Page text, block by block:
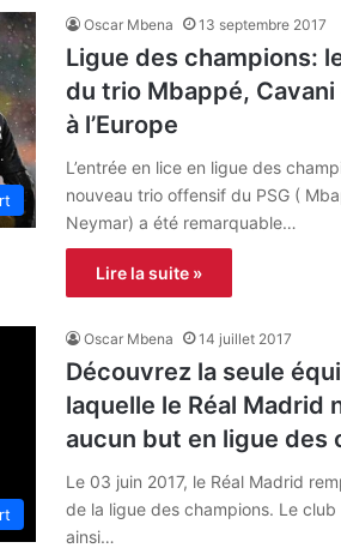
Oscar Mbena 13 septembre 2017
Ligue des champions:
du trio Mbappé,
à l’Europe
L’entrée en lice en ligue des
nouveau trio offensif du PSG (
Neymar) a été remarquable…
Lire la suite »
Oscar Mbena 14 juillet 2017
Découvrez la seule
laquelle le Réal Madrid
aucun but en ligue des
Le 03 juin 2017, le Réal Madrid
de la ligue des champions. Le club
ainsi…